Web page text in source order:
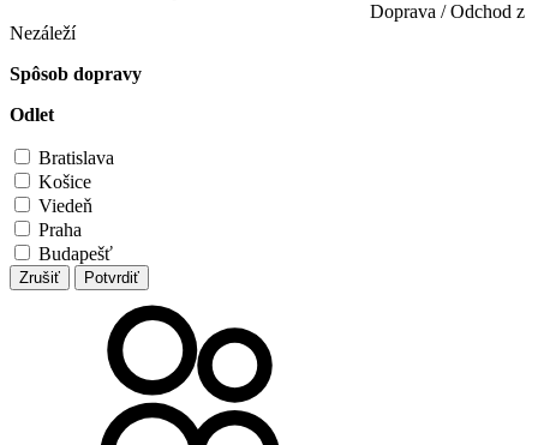
Doprava / Odchod z
Nezáleží
Spôsob dopravy
Odlet
Bratislava
Košice
Viedeň
Praha
Budapešť
Zrušiť Potvrdiť